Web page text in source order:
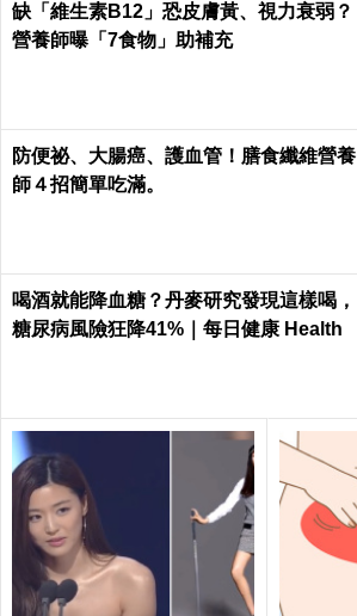
缺「維生素B12」恐皮膚黃、視力衰弱？
營養師曝「7食物」助補充
防便祕、大腸癌、護血管！膳食纖維營養
師４招簡單吃滿。
喝酒就能降血糖？丹麥研究發現這樣喝，
糖尿病風險狂降41%｜每日健康 Health